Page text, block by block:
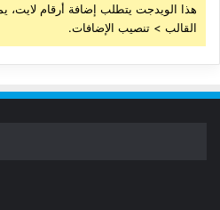
هذا الويدجت يتطلب إضافة أرقام لايت،
القالب > تنصيب الإضافات.